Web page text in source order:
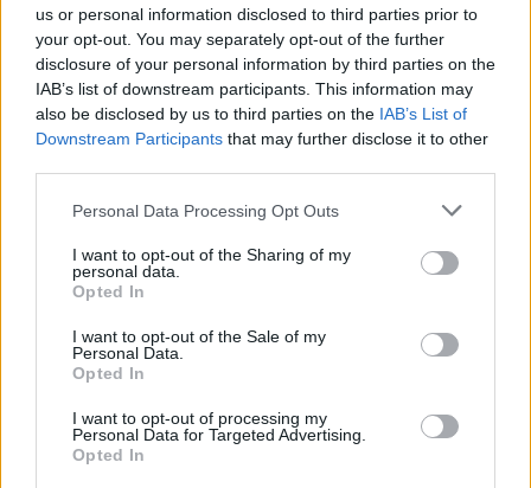
us or personal information disclosed to third parties prior to
your opt-out. You may separately opt-out of the further
disclosure of your personal information by third parties on the
IAB’s list of downstream participants. This information may
also be disclosed by us to third parties on the IAB’s List of
Downstream Participants that may further disclose it to other
Please note that this website/app uses one or more Google
not limited to your visit or usage behaviour. You may click to
grant or deny consent to Google and its third-party tags to
use your data for below specified purposes in below Google
consent section.
Personal Data Processing Opt Outs
I want to opt-out of the Sharing of my
personal data.
Opted In
I want to opt-out of the Sale of my
Personal Data.
Opted In
I want to opt-out of processing my
Personal Data for Targeted Advertising.
Opted In